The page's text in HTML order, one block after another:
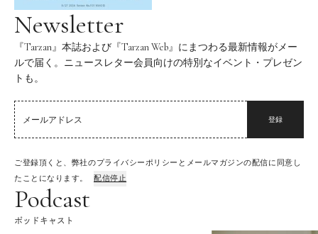
Newsletter
『Tarzan』本誌および『Tarzan Web』にまつわる最新情報がメー
ルで届く。ニュースレター会員向けの特別なイベント・プレゼン
トも。
登録
ご登録頂くと、弊社のプライバシーポリシーとメールマガジンの配信に同意し
たことになります。
配信停止
Podcast
ポッドキャスト